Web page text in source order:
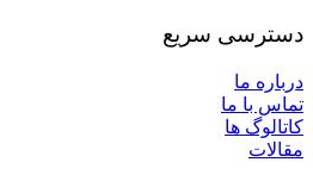
دسترسی سریع
درباره ما
تماس با ما
کاتالوگ ها
مقالات